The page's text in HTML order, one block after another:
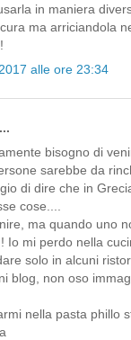
in maniera
ma arriciandola
alle ore 23:34
bisogno di
sarebbe da
di dire che in
cose....
ma quando uno
Io mi perdo nella
solo in alcuni
blog, non oso
nella pasta phillo